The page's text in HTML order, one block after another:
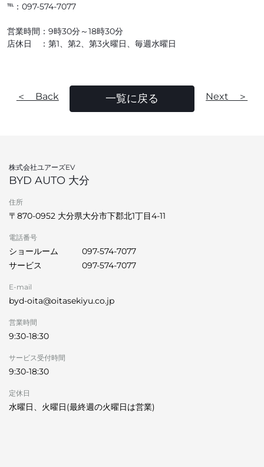
℡：097-574-7077
営業時間：9時30分～18時30分
店休日 ：第1、第2、第3火曜日、毎週水曜日
＜ Back 一覧に戻る Next ＞
株式会社ユアーズEV
BYD AUTO 大分
住所
〒870-0952 大分県大分市下郡北1丁目4-11
電話番号
ショールーム
097-574-7077
サービス
097-574-7077
E-mail
byd-oita@oitasekiyu.co.jp
営業時間
9:30-18:30
サービス受付時間
9:30-18:30
定休日
水曜日、火曜日(最終週の火曜日は営業)